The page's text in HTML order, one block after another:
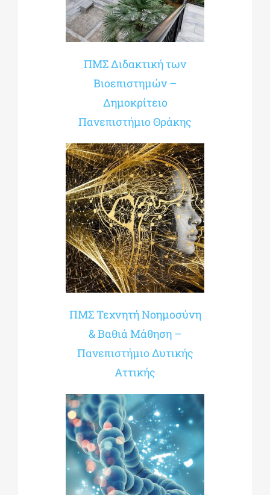
ΠΜΣ Διδακτική των
Βιοεπιστημών –
Δημοκρίτειο
Πανεπιστήμιο Θράκης
ΠΜΣ Τεχνητή Νοημοσύνη
& Βαθιά Μάθηση –
Πανεπιστήμιο Δυτικής
Αττικής